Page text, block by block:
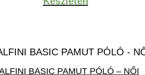
BASIC PAMUT PÓLÓ – NŐI